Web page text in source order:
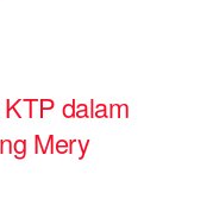
dalam
Mery